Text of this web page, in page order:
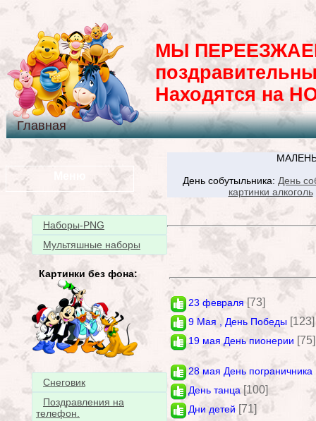
МЫ
Находятся на
Главная
Наборы-PNG
Мультяшные наборы
Картинки без фона:
Снеговик
Поздравления на
телефон.
День собутыльника: День
картинки алкоголь
23 февраля [73]
9 Мая , День Победы [123]
19 мая День пионерии [75]
28 мая День пограничника
День танца [100]
Дни детей [71]